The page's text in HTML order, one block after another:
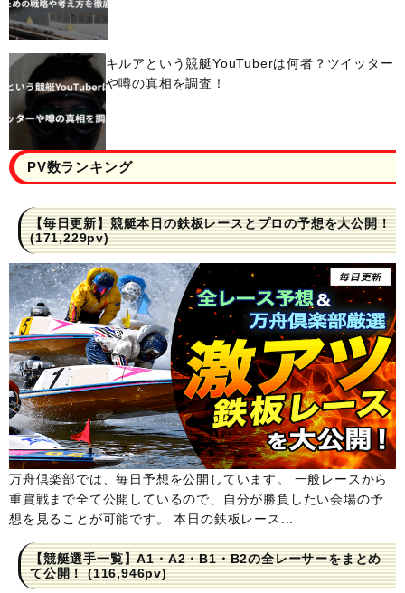
キルアという競艇YouTuberは何者？ツイッター
や噂の真相を調査！
PV数ランキング
【毎日更新】競艇本日の鉄板レースとプロの予想を大公開！
(171,229pv)
万舟倶楽部では、毎日予想を公開しています。 一般レースから
重賞戦まで全て公開しているので、自分が勝負したい会場の予
想を見ることが可能です。 本日の鉄板レース...
【競艇選手一覧】A1・A2・B1・B2の全レーサーをまとめ
て公開！(116,946pv)